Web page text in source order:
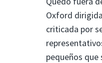
Oxford
criticada por
pequeños